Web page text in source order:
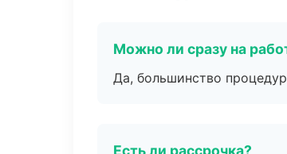
Можно ли сразу на
Да, большинство
Есть ли рассрочка?